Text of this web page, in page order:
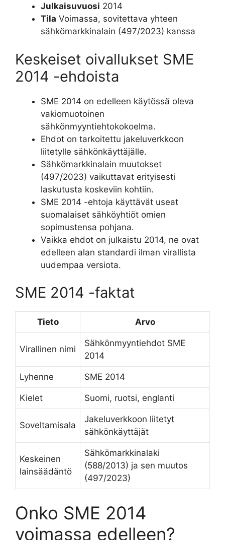
Julkaisuvuosi 2014
Tila Voimassa, sovitettava yhteen
sähkömarkkinalain (497/2023) kanssa
Keskeiset oivallukset SME
2014 -ehdoista
SME 2014 on edelleen käytössä oleva
vakiomuotoinen
sähkönmyyntiehtokokoelma.
Ehdot on tarkoitettu jakeluverkkoon
liitetylle sähkönkäyttäjälle.
Sähkömarkkinalain muutokset
(497/2023) vaikuttavat erityisesti
laskutusta koskeviin kohtiin.
SME 2014 -ehtoja käyttävät useat
suomalaiset sähköyhtiöt omien
sopimustensa pohjana.
Vaikka ehdot on julkaistu 2014, ne ovat
edelleen alan standardi ilman virallista
uudempaa versiota.
SME 2014 -faktat
Tieto Arvo
Virallinen nimi
Sähkönmyyntiehdot SME
2014
Lyhenne SME 2014
Kielet Suomi, ruotsi, englanti
Soveltamisala
Jakeluverkkoon liitetyt
sähkönkäyttäjät
Keskeinen
lainsäädäntö
Sähkömarkkinalaki
(588/2013) ja sen muutos
(497/2023)
Onko SME 2014
voimassa edelleen?